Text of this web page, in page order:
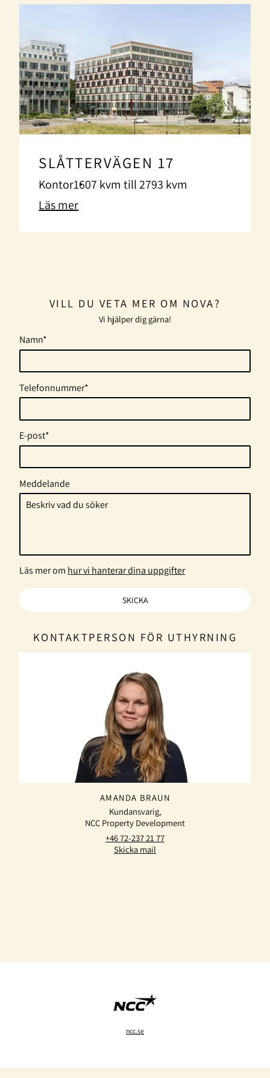
SLÅTTERVÄGEN 17
1607 kvm till 2793 kvm
Kontor
Läs mer
VILL DU VETA MER OM NOVA?
Vi hjälper dig gärna!
Namn*
Telefonnummer*
E-post*
Meddelande
Läs mer om hur vi hanterar dina uppgifter
KONTAKTPERSON FÖR UTHYRNING
AMANDA BRAUN
Kundansvarig,
NCC Property Development
+46 72-237 21 77
Skicka mail
ncc.se